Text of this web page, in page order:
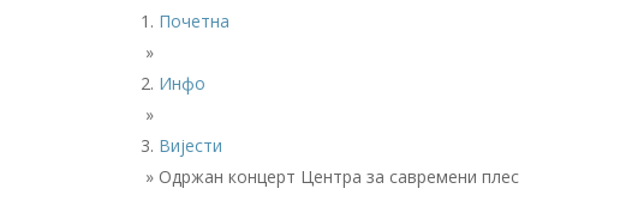
Почетна
»
Инфо
»
Вијести
» Одржан концерт Центра за савремени плес